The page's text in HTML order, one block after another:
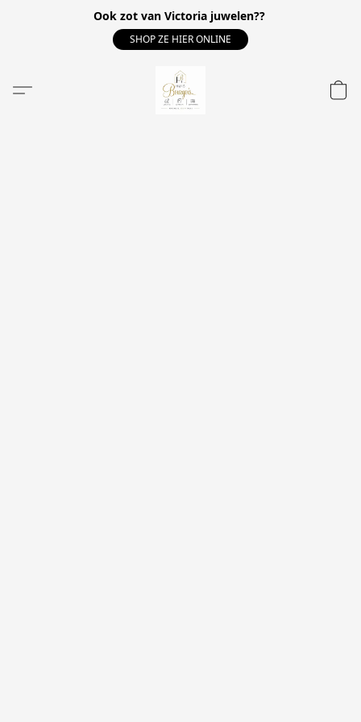
Ook zot van Victoria juwelen??
SHOP ZE HIER ONLINE